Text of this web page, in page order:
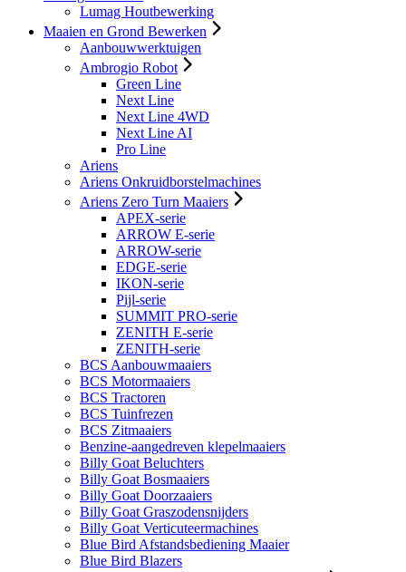
Lumag Houtbewerking
Maaien en Grond Bewerken
Aanbouwwerktuigen
Ambrogio Robot
Green Line
Next Line
Next Line 4WD
Next Line AI
Pro Line
Ariens
Ariens Onkruidborstelmachines
Ariens Zero Turn Maaiers
APEX-serie
ARROW E-serie
ARROW-serie
EDGE-serie
IKON-serie
Pijl-serie
SUMMIT PRO-serie
ZENITH E-serie
ZENITH-serie
BCS Aanbouwmaaiers
BCS Motormaaiers
BCS Tractoren
BCS Tuinfrezen
BCS Zitmaaiers
Benzine-aangedreven klepelmaaiers
Billy Goat Beluchters
Billy Goat Bosmaaiers
Billy Goat Doorzaaiers
Billy Goat Graszodensnijders
Billy Goat Verticuteermachines
Blue Bird Afstandsbediening Maaier
Blue Bird Blazers